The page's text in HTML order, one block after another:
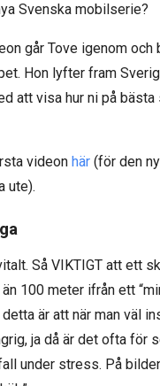
Svenska mobilserie?
går Tove igenom och
Hon lyfter fram
att visa hur ni på
videon här (för den
ute).
Så VIKTIGT att ett
100 meter ifrån ett
är att när man väl
ja då är det ofta för
under stress. På